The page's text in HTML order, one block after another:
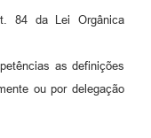
84 da Lei Orgânica
as definições
ou por delegação